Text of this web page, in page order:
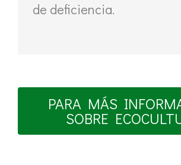
de deficiencia.
PARA MÁS
SOBRE